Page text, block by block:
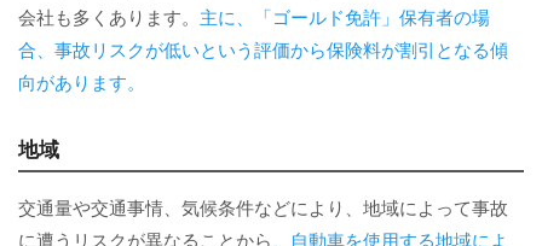
会社も多くあります。 主に、「ゴールド免許」保有者の場
合、事故リスクが低いという評価から保険料が割引となる傾
向があります。
地域
交通量や交通事情、気候条件などにより、地域によって事故
に遭うリスクが異なることから 、自動車を使用する地域によ